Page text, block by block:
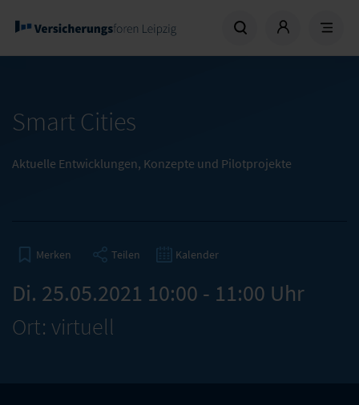
Smart Cities
Aktuelle Entwicklungen, Konzepte und Pilotprojekte
Merken Teilen Kalender
Di. 25.05.2021 10:00 - 11:00 Uhr
Ort: virtuell